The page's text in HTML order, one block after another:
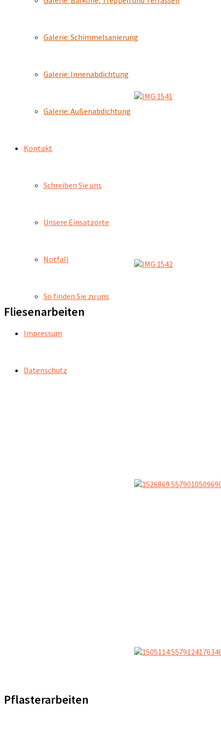
Galerie: Schimmelsanierung
Galerie: Innenabdichtung
Galerie: Außenabdichtung
Kontakt
Schreiben Sie uns
Unsere Einsatzorte
Notfall
So finden Sie zu uns
Impressum
Datenschutz
Fliesenarbeiten
Pflasterarbeiten